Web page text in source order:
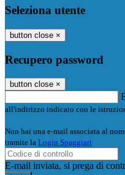
Seleziona utente
button close ×
Recupero password
button close ×
all'indirizzo indicato con le
Non hai una e-mail associata al
tramite la Login Spaggiari
E-mail inviata, si prega di